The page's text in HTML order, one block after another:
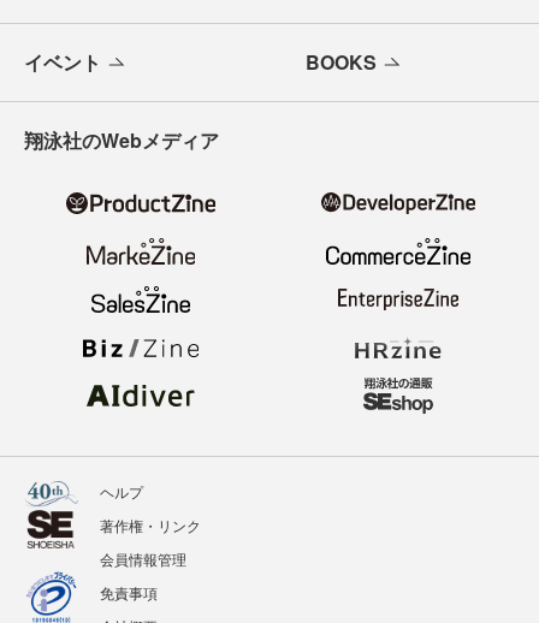
イベント BOOKS
翔泳社のWebメディア
ヘルプ
著作権・リンク
会員情報管理
免責事項